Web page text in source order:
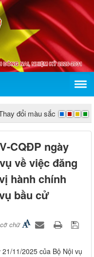
đổi màu sắc
CQĐP ngày
về việc đăng
hành chính
bầu cử
chữ
11/2025 của Bộ Nội vụ